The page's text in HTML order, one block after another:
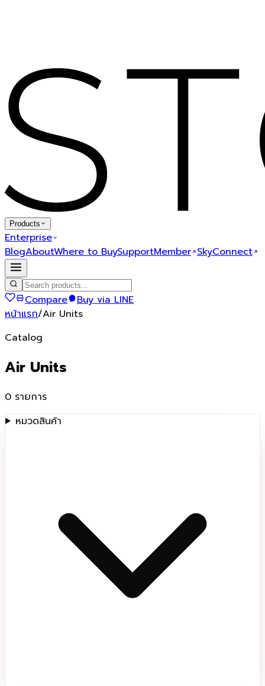
Products
Enterprise
BlogAboutWhere to BuySupportMember SkyConnect
Compare
Buy via LINE
หน้าแรก/Air Units
Catalog
Air Units
0 รายการ
หมวดสินค้า